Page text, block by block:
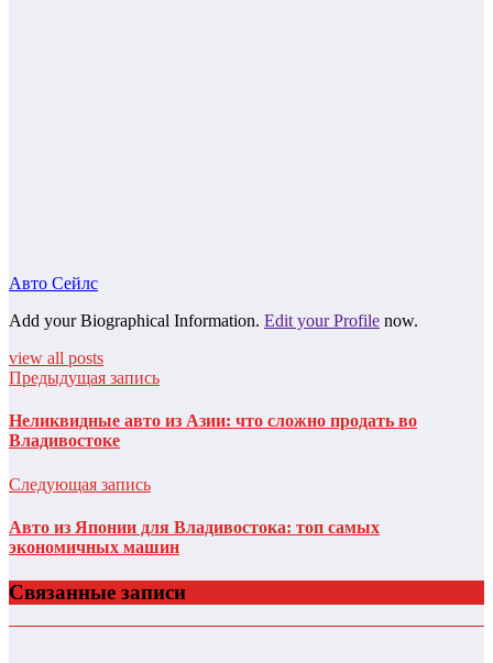
Авто Сейлс
Add your Biographical Information. Edit your Profile now.
view all posts
Предыдущая запись
Неликвидные авто из Азии: что сложно продать во
Владивостоке
Следующая запись
Авто из Японии для Владивостока: топ самых
экономичных машин
Связанные записи